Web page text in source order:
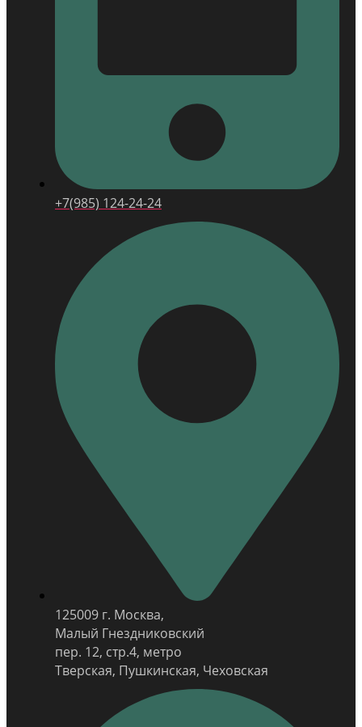
+7(985) 124-24-24
125009 г. Москва,
Малый Гнездниковский
пер. 12, стр.4, метро
Тверская, Пушкинская, Чеховская